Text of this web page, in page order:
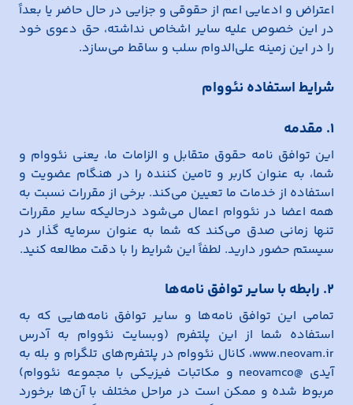
اعتراض و ادعایی اعم از حقوقی و جزایی در حال حاضر یا بعداً
در این خصوص علیه سایر اشخاص نداشته، حق دعوی خود
را در این زمینه علی‌الدوام سلب و ساقط می‌سازد.
شرایط استفاده نئووام
۱. مقدمه
این توافق نامه حقوق متقابل و الزامات ما، یعنی نئووام و
شما، به عنوان کاربر و تامین کننده را در هنگام عضویت و
استفاده از خدمات ما تعیین می‌کند. برخی از مقررات نسبت به
همه اعضا در نئووام اعمال می‌شود درحالیکه سایر مقررات
تنها زمانی صدق می‌کند که شما به عنوان سرمایه گذار در
سیستم حضور دارید. لطفاً این شرایط را با دقت مطالعه کنید.
۲. رابطه با سایر توافق نامه‌ها
تمامی این توافق نامه‌ها و سایر توافق نامه‌هایی که به
استفاده شما از این پلتفرم (وبسایت نئووام به آدرس
www.neovam.ir، کانال نئووام در پلتفرم‌های تلگرام و بله به
آیدی @neovamco و مکاتبات فیزیکی با مجموعه نئووام)
مربوط شده و ممکن است در مراحل مختلف با آن‌ها برخورد